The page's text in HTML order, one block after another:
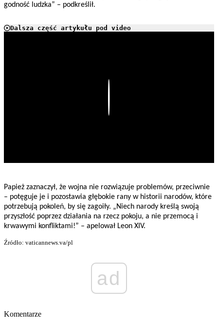
godność ludzka” – podkreślił.
Dalsza część artykułu pod video
Papież zaznaczył, że wojna nie rozwiązuje problemów, przeciwnie
– potęguje je i pozostawia głębokie rany w historii narodów, które
potrzebują pokoleń, by się zagoiły. „Niech narody kreślą swoją
przyszłość poprzez działania na rzecz pokoju, a nie przemocą i
krwawymi konfliktami!” – apelował Leon XIV.
Źródło: vaticannews.va/pl
ad
Komentarze